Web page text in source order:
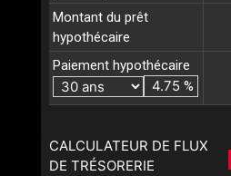
Montant du prêt
hypothécaire
Paiement hypothécaire
%
CALCULATEUR DE FLUX
DE TRÉSORERIE